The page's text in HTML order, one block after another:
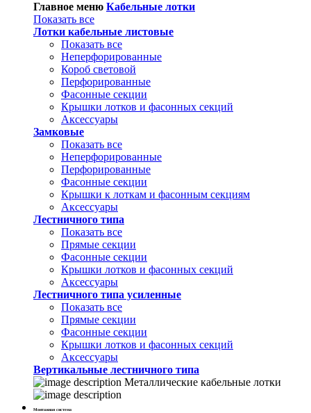
Главное меню Кабельные лотки
Показать все
Лотки кабельные листовые
Показать все
Неперфорированные
Короб световой
Перфорированные
Фасонные секции
Крышки лотков и фасонных секций
Аксессуары
Замковые
Показать все
Неперфорированные
Перфорированные
Фасонные секции
Крышки к лоткам и фасонным секциям
Аксессуары
Лестничного типа
Показать все
Прямые секции
Фасонные секции
Крышки лотков и фасонных секций
Аксессуары
Лестничного типа усиленные
Показать все
Прямые секции
Фасонные секции
Крышки лотков и фасонных секций
Аксессуары
Вертикальные лестничного типа
Металлические кабельные лотки
Монтажная система